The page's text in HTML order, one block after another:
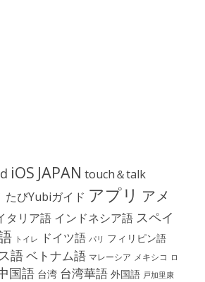
iOS JAPAN touch＆talk
たびYubiガイド アプリ アメ
タリア語 インドネシア語 スペイ
トイレ ドイツ語 パリ フィリピン語
語ベトナム語 マレーシア メキシコ ロ
国語 台湾 台湾華語 外国語 戸加里康